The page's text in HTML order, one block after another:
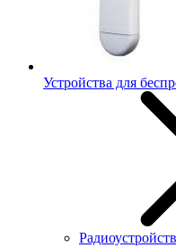
Устройства для